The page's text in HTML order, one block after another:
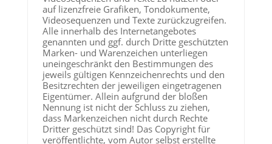
auf lizenzfreie Grafiken, Tondokumente,
Videosequenzen und Texte zurückzugreifen.
Alle innerhalb des Internetangebotes
genannten und ggf. durch Dritte geschützten
Marken- und Warenzeichen unterliegen
uneingeschränkt den Bestimmungen des
jeweils gültigen Kennzeichenrechts und den
Besitzrechten der jeweiligen eingetragenen
Eigentümer. Allein aufgrund der bloßen
Nennung ist nicht der Schluss zu ziehen,
dass Markenzeichen nicht durch Rechte
Dritter geschützt sind! Das Copyright für
veröffentlichte, vom Autor selbst erstellte